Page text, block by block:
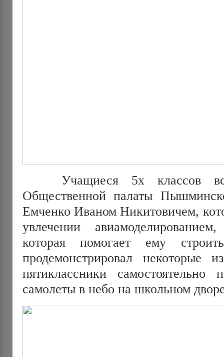
Учащиеся 5х классов
Общественной палаты
Емченко Иваном Никитовичем,
увлечении
которая помогает ему
продемонстрировал некоторые
пятиклассники самостоятельно
самолеты в небо на школьном